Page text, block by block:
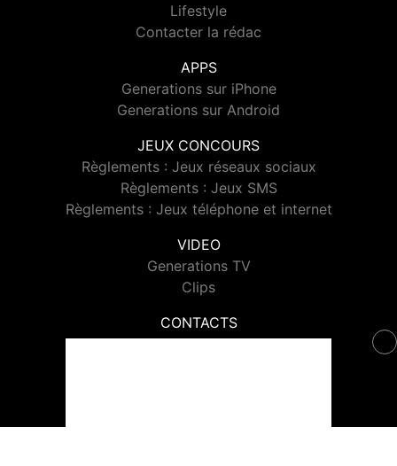
Lifestyle
Contacter la rédac
APPS
Generations sur iPhone
Generations sur Android
JEUX CONCOURS
Règlements : Jeux réseaux sociaux
Règlements : Jeux SMS
Règlements : Jeux téléphone et internet
VIDEO
Generations TV
Clips
CONTACTS
Contacter Generations